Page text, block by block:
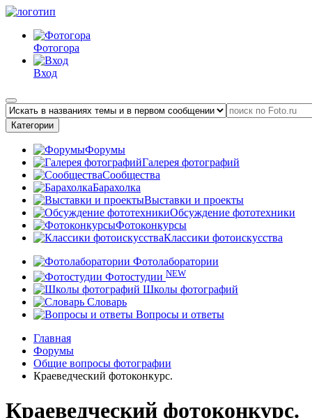
Фотогора
Вход
Категории
Форумы
Галерея фотографий
Сообщества
Барахолка
Выставки и проекты
Обсуждение фототехники
Фотоконкурсы
Классики фотоискусства
Фотолаборатории
Фотостудии NEW
Школы фотографий
Словарь
Вопросы и ответы
Главная
Форумы
Общие вопросы фотографии
Краеведческий фотоконкурс.
Краеведческий фотоконкурс.